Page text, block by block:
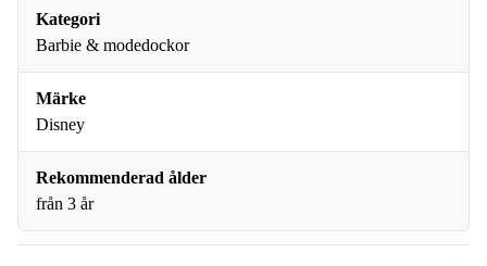
Kategori
Barbie & modedockor
Märke
Disney
Rekommenderad ålder
från 3 år